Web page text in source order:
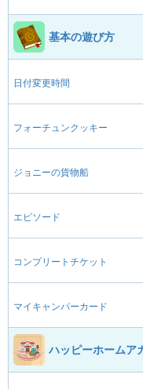
基本の遊び方
日付変更時間
フォーチュンクッキー
ジョニーの貨物船
エピソード
コンプリートチケット
マイキャンパーカード
ハッピーホームア